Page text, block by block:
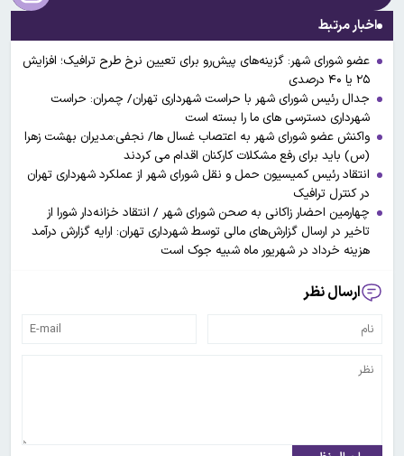
اخبار مرتبط
عضو شورای شهر: گزینه‌های پیش‌رو برای تعیین نرخ طرح ترافیک؛ افزایش
۲۵ یا ۴۰ درصدی
جدال رئیس شورای شهر با حراست شهرداری تهران/ چمران: حراست
شهرداری دسترسی های ما را بسته است
واکنش عضو شورای شهر به اعتصاب غسال ها/ نجفی:مدیران بهشت زهرا
(س) باید برای رفع مشکلات کارکنان اقدام می کردند
انتقاد رئیس کمیسیون حمل و نقل شورای شهر از عملکرد شهرداری تهران
در کنترل ترافیک
چهارمین احضار زاکانی به صحن شورای شهر / انتقاد خزانه‌دار شورا از
تاخیر در ارسال گزارش‌های مالی توسط شهرداری تهران: ارایه گزارش درآمد
هزینه خرداد در شهریور ماه شبیه جوک است
ارسال نظر